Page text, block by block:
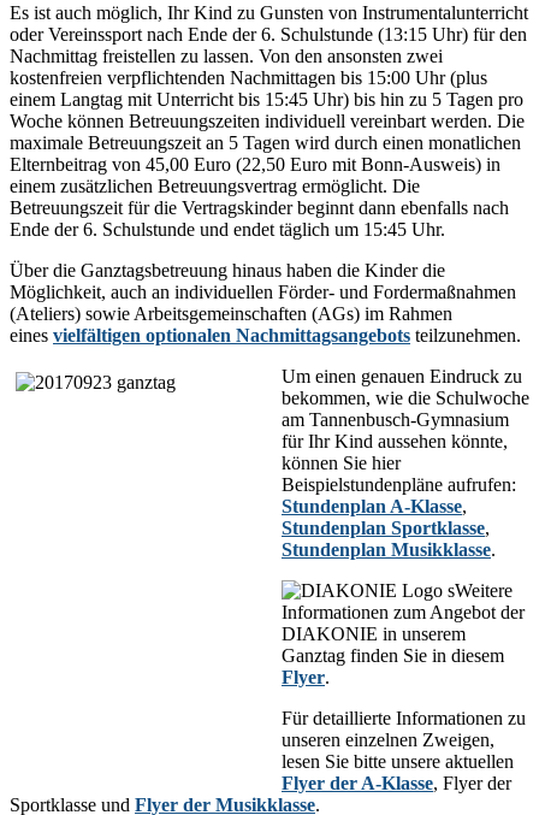
Es ist auch möglich, Ihr Kind zu Gunsten von Instrumentalunterricht
oder Vereinssport nach Ende der 6. Schulstunde (13:15 Uhr) für den
Nachmittag freistellen zu lassen. Von den ansonsten zwei
kostenfreien verpflichtenden Nachmittagen bis 15:00 Uhr (plus
einem Langtag mit Unterricht bis 15:45 Uhr) bis hin zu 5 Tagen pro
Woche können Betreuungszeiten individuell vereinbart werden. Die
maximale Betreuungszeit an 5 Tagen wird durch einen monatlichen
Elternbeitrag von 45,00 Euro (22,50 Euro mit Bonn-Ausweis) in
einem zusätzlichen Betreuungsvertrag ermöglicht. Die
Betreuungszeit für die Vertragskinder beginnt dann ebenfalls nach
Ende der 6. Schulstunde und endet täglich um 15:45 Uhr.
Über die Ganztagsbetreuung hinaus haben die Kinder die
Möglichkeit, auch an individuellen Förder- und Fordermaßnahmen
(Ateliers) sowie Arbeitsgemeinschaften (AGs) im Rahmen
eines vielfältigen optionalen Nachmittagsangebots teilzunehmen.
Um einen genauen Eindruck zu
bekommen, wie die Schulwoche
am Tannenbusch-Gymnasium
für Ihr Kind aussehen könnte,
können Sie hier
Beispielstundenpläne aufrufen:
Stundenplan A-Klasse,
Stundenplan Sportklasse,
Stundenplan Musikklasse.
Weitere
Informationen zum Angebot der
DIAKONIE in unserem
Ganztag finden Sie in diesem
Flyer.
Für detaillierte Informationen zu
unseren einzelnen Zweigen,
lesen Sie bitte unsere aktuellen
Flyer der A-Klasse, Flyer der
Sportklasse und Flyer der Musikklasse.